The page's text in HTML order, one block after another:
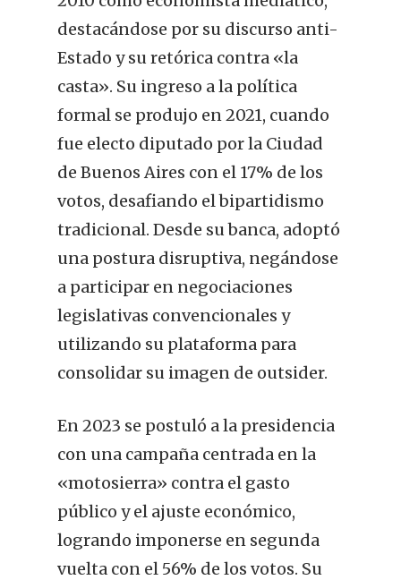
destacándose por su discurso anti-
Estado y su retórica contra «la
casta». Su ingreso a la política
formal se produjo en 2021, cuando
fue electo diputado por la Ciudad
de Buenos Aires con el 17% de los
votos, desafiando el bipartidismo
tradicional. Desde su banca, adoptó
una postura disruptiva, negándose
a participar en negociaciones
legislativas convencionales y
utilizando su plataforma para
consolidar su imagen de outsider.
En 2023 se postuló a la presidencia
con una campaña centrada en la
«motosierra» contra el gasto
público y el ajuste económico,
logrando imponerse en segunda
vuelta con el 56% de los votos. Su